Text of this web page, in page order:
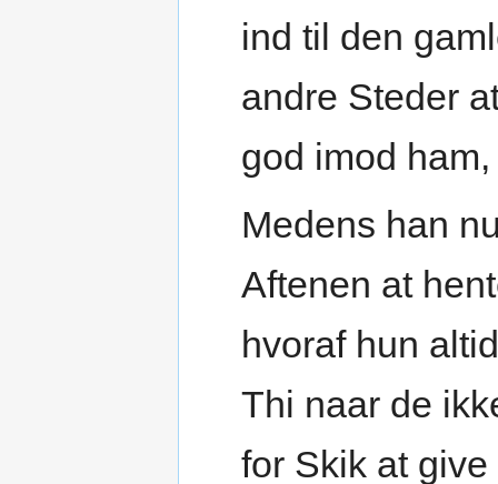
ind til den
andre Steder
god imod
Medens han
Aftenen at
hvoraf hun
Thi naar de
for Skik at